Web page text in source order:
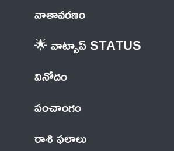
వాతావరణం
🌟 వాట్సాప్ STATUS
వినోదం
పంచాంగం
రాశి ఫలాలు